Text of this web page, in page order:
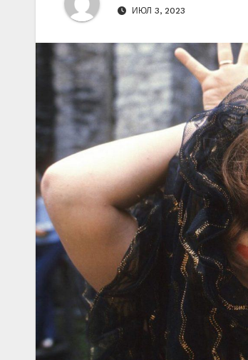
ИЮЛ 3, 2023